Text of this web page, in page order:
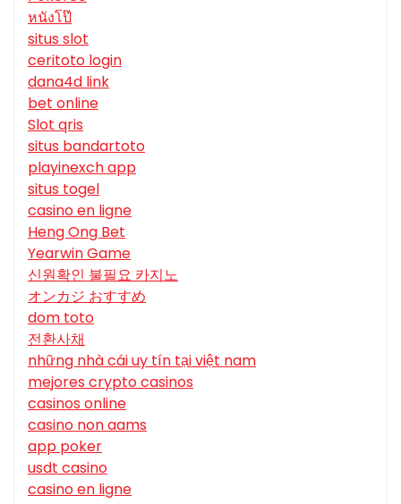
หนังโป๊
situs slot
ceritoto login
dana4d link
bet online
Slot qris
situs bandartoto
playinexch app
situs togel
casino en ligne
Heng Ong Bet
Yearwin Game
신원확인 불필요 카지노
オンカジ おすすめ
dom toto
전환사채
những nhà cái uy tín tại việt nam
mejores crypto casinos
casinos online
casino non aams
app poker
usdt casino
casino en ligne